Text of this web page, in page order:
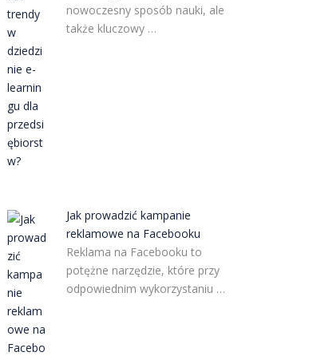
nowoczesny sposób nauki, ale
także kluczowy …
Jak prowadzić kampanie
reklamowe na Facebooku
Reklama na Facebooku to
potężne narzędzie, które przy
odpowiednim wykorzystaniu …